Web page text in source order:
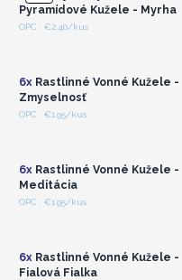
Pyramídové Kužele - Myrha
OPC : €2.40/kusPrihláste sa alebo
6xRastlinné Vonné Kužele -
Zmyselnosť
OPC : €1.95/kusPrihláste sa alebo
6xRastlinné Vonné Kužele -
Meditácia
OPC : €1.95/kusPrihláste sa alebo
6xRastlinné Vonné Kužele -
Fialová Fialka